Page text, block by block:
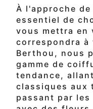
À l'approche
essentiel de
vous mettra en
correspondra à
Berthou, nous
gamme de
tendance,
classiques aux
passant par